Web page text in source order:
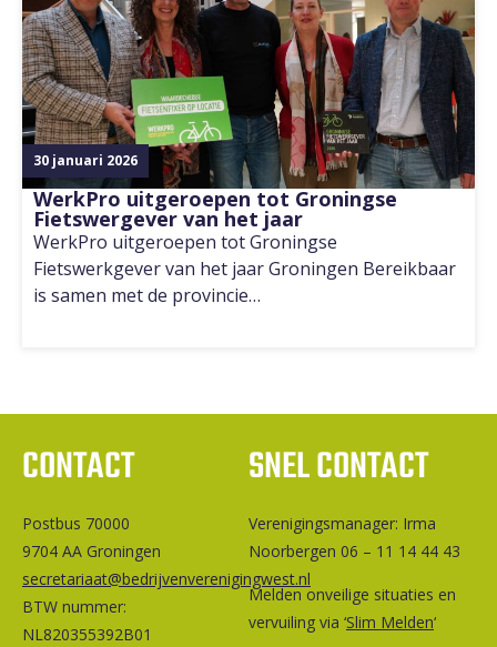
30 januari 2026
WerkPro uitgeroepen tot Groningse
Fietswergever van het jaar
WerkPro uitgeroepen tot Groningse
Fietswerkgever van het jaar Groningen Bereikbaar
is samen met de provincie…
CONTACT
Postbus 70000
9704 AA Groningen
secretariaat@bedrijvenverenigingwest.nl
BTW nummer:
NL820355392B01
SNEL CONTACT
Ver­e­ni­gings­ma­na­ger: Irma
Noorbergen 06 – 11 14 44 43
Melden onveilige situaties en
vervuiling via ‘Slim Melden‘